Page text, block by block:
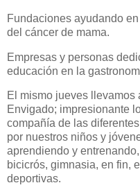
Fundaciones ayudando
del cáncer de mama.
Empresas y personas
educación en la
El mismo jueves
Envigado; impresionante
compañía de las
por nuestros niños y
aprendiendo y
bicicrós, gimnasia, en fin,
deportivas.